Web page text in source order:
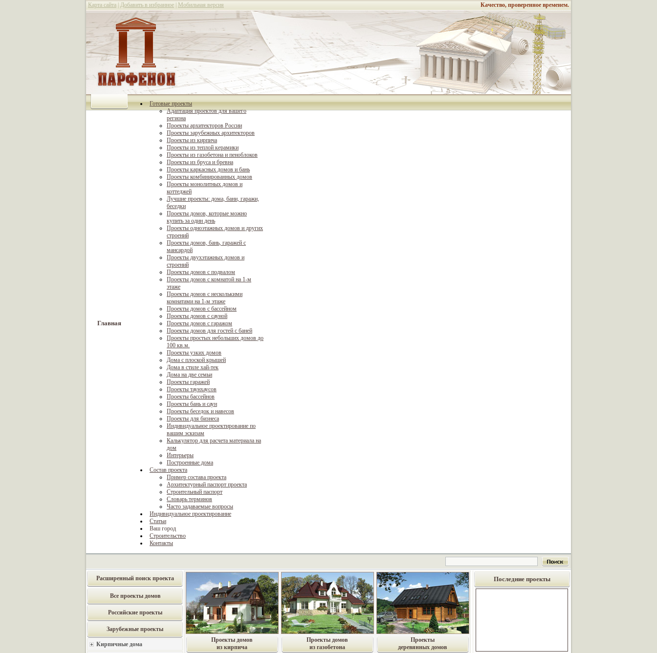
Карта сайта Добавить в избранное Мобильная версия Качество, проверенное временем.
Главная
Готовые проекты
Адаптация проектов для вашего
региона
Проекты архитекторов России
Проекты зарубежных архитекторов
Проекты из кирпича
Проекты из теплой керамики
Проекты из газобетона и пеноблоков
Проекты из бруса и бревна
Проекты каркасных домов и бань
Проекты комбинированных домов
Проекты монолитных домов и
коттеджей
Лучшие проекты: дома, бани, гаражи,
беседки
Проекты домов, которые можно
купить за один день
Проекты одноэтажных домов и других
строений
Проекты домов, бань, гаражей с
мансардой
Проекты двухэтажных домов и
строений
Проекты домов с подвалом
Проекты домов с комнатой на 1-м
этаже
Проекты домов с несколькими
комнатами на 1-м этаже
Проекты домов с бассейном
Проекты домов с сауной
Проекты домов с гаражом
Проекты домов для гостей с баней
Проекты простых небольших домов до
100 кв.м.
Проекты узких домов
Дома с плоской крышей
Дома в стиле хай-тек
Дома на две семьи
Проекты гаражей
Проекты таунхаусов
Проекты бассейнов
Проекты бань и саун
Проекты беседок и навесов
Проекты для бизнеса
Индивидуальное проектирование по
вашим эскизам
Калькулятор для расчета материала на
дом
Интерьеры
Построенные дома
Состав проекта
Пример состава проекта
Архитектурный паспорт проекта
Строительный паспорт
Словарь терминов
Часто задаваемые вопросы
Индивидуальное проектирование
Статьи
Ваш город
Строительство
Контакты
Расширенный поиск проекта
Все проекты домов
Российские проекты
Зарубежные проекты
Кирпичные дома
Проекты домов
из кирпича
Проекты домов
из газобетона
Проекты
деревянных домов
Последние проекты